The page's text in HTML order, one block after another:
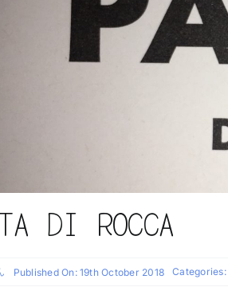
DI ROCCA
Published On: 19th October 2018 Categories: